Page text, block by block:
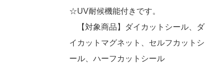
☆UV耐候機能付きです。
【対象商品】ダイカットシール、ダ
イカットマグネット、セルフカットシ
ール、ハーフカットシール